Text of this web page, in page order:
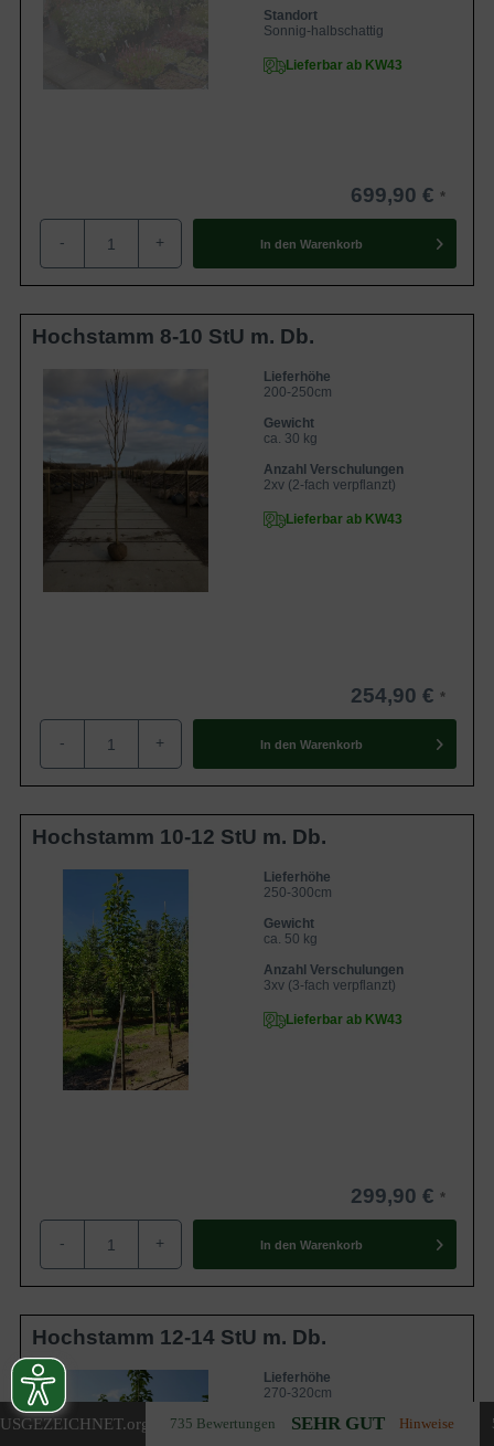
.org 735 Bewertungen SEHR GUT Hinweise
Standort
Sonnig-halbschattig
Lieferbar ab KW43
699,90 €
- + In den Warenkorb
Hochstamm 8-10 StU m. Db.
Lieferhöhe
200-250cm
Gewicht
ca. 30 kg
Anzahl Verschulungen
2xv (2-fach verpflanzt)
Lieferbar ab KW43
254,90 €
- + In den Warenkorb
Hochstamm 10-12 StU m. Db.
Lieferhöhe
250-300cm
Gewicht
ca. 50 kg
Anzahl Verschulungen
3xv (3-fach verpflanzt)
Lieferbar ab KW43
299,90 €
- + In den Warenkorb
Hochstamm 12-14 StU m. Db.
Lieferhöhe
270-320cm
Gewicht